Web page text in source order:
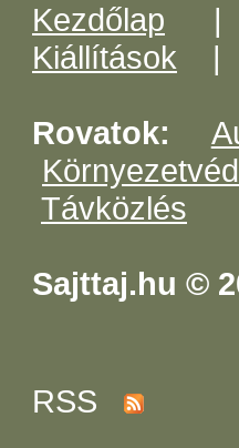
Kezdőlap
Kiállítások |
Rovatok:
Távközlés
Sajttaj.hu ©
RSS